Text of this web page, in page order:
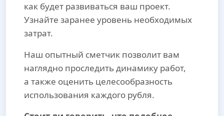
как будет развиваться ваш проект.
Узнайте заранее уровень необходимых
затрат.
Наш опытный сметчик позволит вам
наглядно проследить динамику работ,
а также оценить целесообразность
использования каждого рубля.